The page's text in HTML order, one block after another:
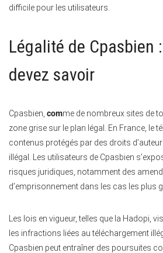
difficile pour les utilisateurs.
Légalité de Cpasbien
devez savoir
Cpasbien, comme de nombreux sites de
zone grise sur le plan légal. En France, le
contenus protégés par des droits
illégal. Les utilisateurs de Cpasbien
risques juridiques, notamment des
d’emprisonnement dans les cas les plus
Les lois en vigueur, telles que la Hadopi,
les infractions liées au téléchargement
Cpasbien peut entraîner des poursuites